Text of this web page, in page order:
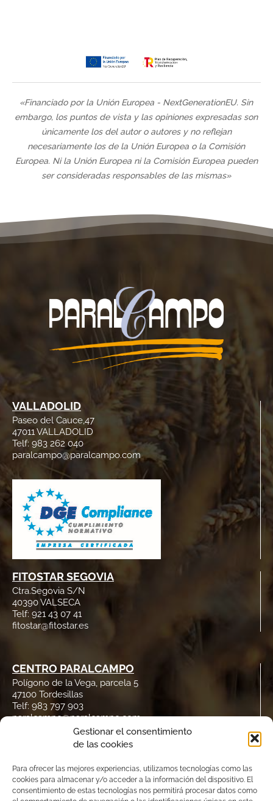
Gestionar el consentimiento
de las cookies
Para ofrecer las mejores experiencias, utilizamos tecnologías como las
cookies para almacenar y/o acceder a la información del dispositivo. El
consentimiento de estas tecnologías nos permitirá procesar datos como
«Financiado por la Unión Europea - NextGenerationEU. Sin
embargo, los puntos de vista y las opiniones expresadas son
únicamente los del autor o autores y no reflejan
necesariamente los de la Unión Europea o la Comisión
Europea. Ni la Unión Europea ni la Comisión Europea pueden
ser consideradas responsables de las mismas»
VALLADOLID
Paseo del Cauce,47
47011 VALLADOLID
Telf: 983 262 040
paralcampo@paralcampo.com
FITOSTAR SEGOVIA
Ctra.Segovia S/N
40390 VALSECA
Telf: 921 43 07 41
fitostar@fitostar.es
CENTRO PARALCAMPO
Polígono de la Vega, parcela 5
47100 Tordesillas
Telf: 983 797 903
paralcampo@paralcampo.com
REDES SOCIALES
Twitter
@Paralcampo